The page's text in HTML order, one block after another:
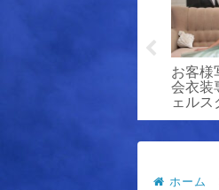
お客様
会衣装
ェルス
ホーム